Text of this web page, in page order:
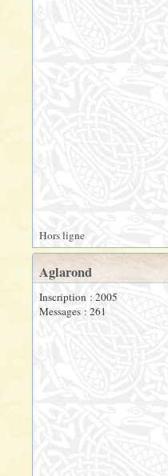
Hors ligne
Aglarond
Inscription : 2005
Messages : 261